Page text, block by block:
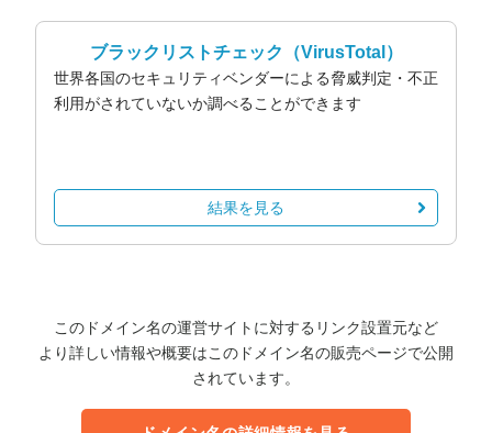
ブラックリストチェック （VirusTotal）
世界各国のセキュリティベンダーによる脅威判定・不正
利用がされていないか調べることができます
結果を見る
このドメイン名の運営サイトに対するリンク設置元など
より詳しい情報や概要はこのドメイン名の販売ページで公開
されています。